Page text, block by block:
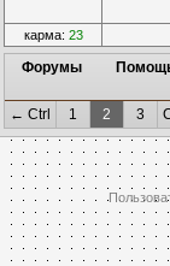
карма: 23
Форумы
← Ctrl 1 2 3